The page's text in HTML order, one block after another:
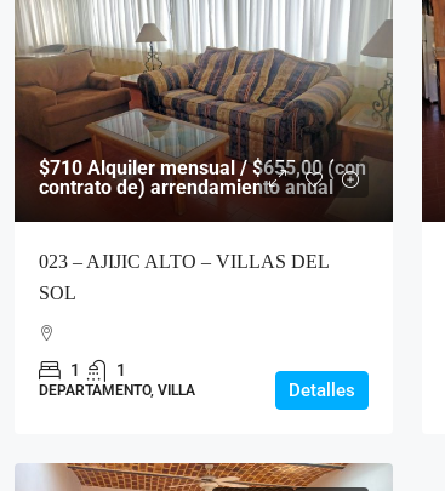
$710 Alquiler mensual / $655,00 (con
contrato de) arrendamiento anual
023 – AJIJIC ALTO – VILLAS DEL
SOL
1 1
DEPARTAMENTO, VILLA Detalles